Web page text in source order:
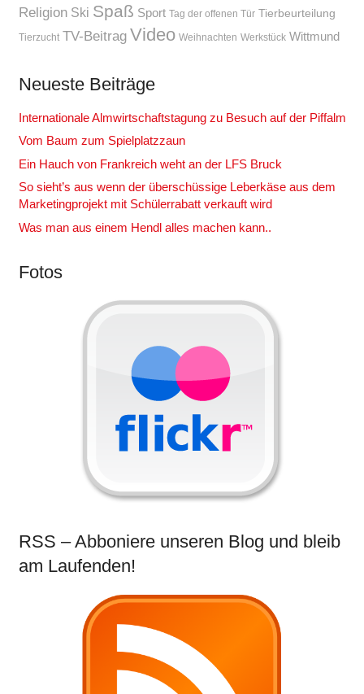
Religion Ski Spaß Sport Tag der offenen Tür Tierbeurteilung
Tierzucht TV-Beitrag Video Weihnachten Werkstück Wittmund
Neueste Beiträge
Internationale Almwirtschaftstagung zu Besuch auf der Piffalm
Vom Baum zum Spielplatzzaun
Ein Hauch von Frankreich weht an der LFS Bruck
So sieht’s aus wenn der überschüssige Leberkäse aus dem
Marketingprojekt mit Schülerrabatt verkauft wird
Was man aus einem Hendl alles machen kann..
Fotos
RSS – Abboniere unseren Blog und bleib
am Laufenden!